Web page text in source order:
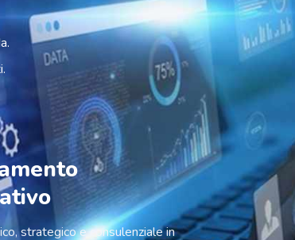
strategico e consulenziale in